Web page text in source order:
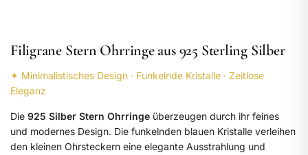
Filigrane Stern Ohrringe aus 925 Sterling Silber
✦ Minimalistisches Design · Funkelnde Kristalle · Zeitlose
Eleganz
Die 925 Silber Stern Ohrringe überzeugen durch ihr feines
und modernes Design. Die funkelnden blauen Kristalle verleihen
den kleinen Ohrsteckern eine elegante Ausstrahlung und